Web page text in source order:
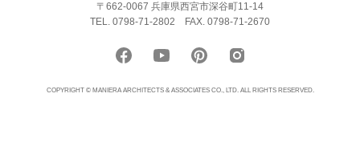
〒662-0067 兵庫県西宮市深谷町11-14
TEL. 0798-71-2802 FAX. 0798-71-2670
COPYRIGHT © MANIERA ARCHITECTS & ASSOCIATES CO., LTD. ALL RIGHTS RESERVED.